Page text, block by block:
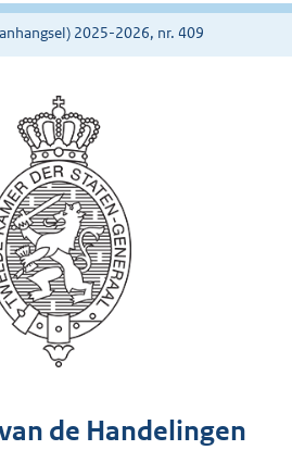
2025-2026, nr. 409
de Handelingen